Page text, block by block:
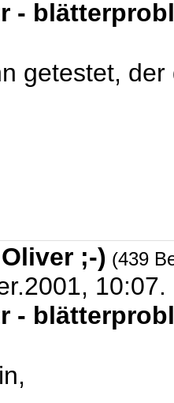
-
getestet, der
Oliver ;-) (439
10:07.
-